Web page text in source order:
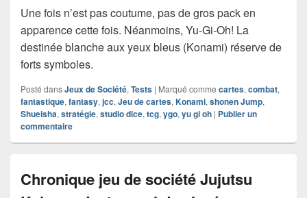
Une fois n’est pas coutume, pas de gros pack en
apparence cette fois. Néanmoins, Yu‑Gi‑Oh! La
destinée blanche aux yeux bleus (Konami) réserve de
forts symboles.
Posté dansJeux de Société, Tests | Marqué comme cartes, combat,
fantastique, fantasy, jcc, Jeu de cartes, Konami, shonen Jump,
Shueisha, stratégie, studio dice, tcg, ygo, yu gi oh | Publier un
commentaire
Chronique jeu de société Jujutsu